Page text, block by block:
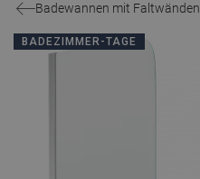
Badewannen mit Faltwänden
BADEZIMMER-TAGE